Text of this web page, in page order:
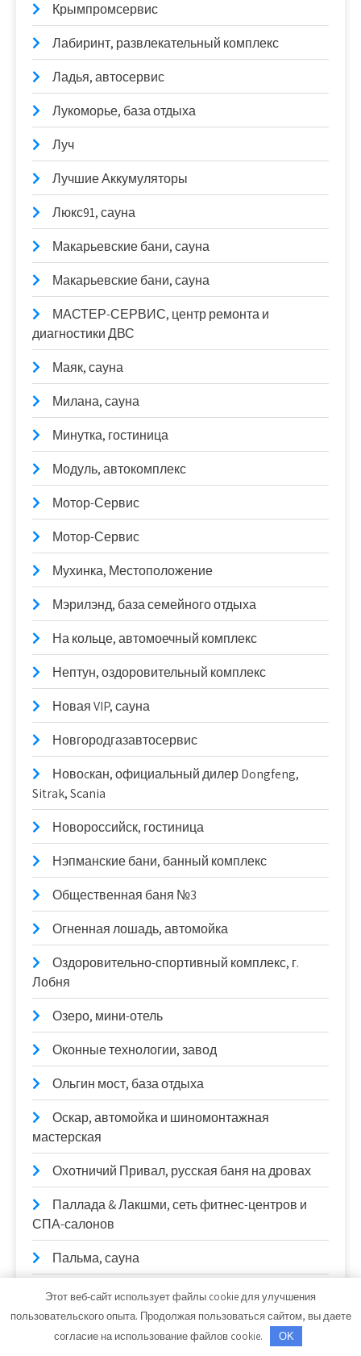
Крымпромсервис
Лабиринт, развлекательный комплекс
Ладья, автосервис
Лукоморье, база отдыха
Луч
Лучшие Аккумуляторы
Люкс91, сауна
Макарьевские бани, сауна
Макарьевские бани, сауна
МАСТЕР-СЕРВИС, центр ремонта и
диагностики ДВС
Маяк, сауна
Милана, сауна
Минутка, гостиница
Модуль, автокомплекс
Мотор-Сервис
Мотор-Сервис
Мухинка, Местоположение
Мэрилэнд, база семейного отдыха
На кольце, автомоечный комплекс
Нептун, оздоровительный комплекс
Новая VIP, сауна
Новгородгазавтосервис
Новоcкан, официальный дилер Dongfeng,
Sitrak, Scania
Новороссийск, гостиница
Нэпманские бани, банный комплекс
Общественная баня №3
Огненная лошадь, автомойка
Оздоровительно-спортивный комплекс, г.
Лобня
Озеро, мини-отель
Оконные технологии, завод
Ольгин мост, база отдыха
Оскар, автомойка и шиномонтажная
мастерская
Охотничий Привал, русская баня на дровах
Паллада & Лакшми, сеть фитнес-центров и
СПА-салонов
Пальма, сауна
Парадиз, центр отдыха
Парус, гостинично-ресторанный комплекс
Этот веб-сайт использует файлы cookie для улучшения
пользовательского опыта. Продолжая пользоваться сайтом, вы даете
согласие на использование файлов cookie.
OK